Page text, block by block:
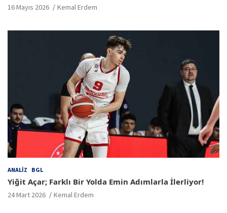
16 Mayıs 2026 Kemal Erdem
ANALIZ BGL
Yiğit Açar; Farklı Bir Yolda Emin Adımlarla İlerliyor!
24 Mart 2026 Kemal Erdem